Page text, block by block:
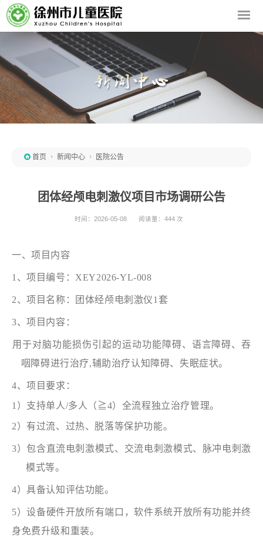
 首页  新闻中心  医院公告
团体经颅电刺激仪项目市场调研公告
时间：2026-05-08 阅读量：444 次
一、项目内容
1、项目编号：XEY2026-YL-008
2、项目名称： 团体经颅电刺激仪1套
3、项目内容：
用于对脑功能损伤引起的运动功能障碍、语言障碍、吞
咽障碍进行治疗,辅助治疗认知障碍、失眠症状。
4、项目要求：
1）支持单人/多人（ ≧4）全流程独立治疗管理。
2）有过流、过热、脱落等保护功能。
3）包含直流电刺激模式、交流电刺激模式、脉冲电刺激
模式等。
4）具备认知评估功能。
5）设备硬件开放所有端口，软件系统开放所有功能并终
身免费升级和重装。